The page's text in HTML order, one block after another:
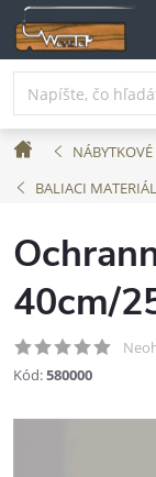
Prejsť
na
obsah
Domov
BALIACI MATERIÁL
40cm/
Kód:580000